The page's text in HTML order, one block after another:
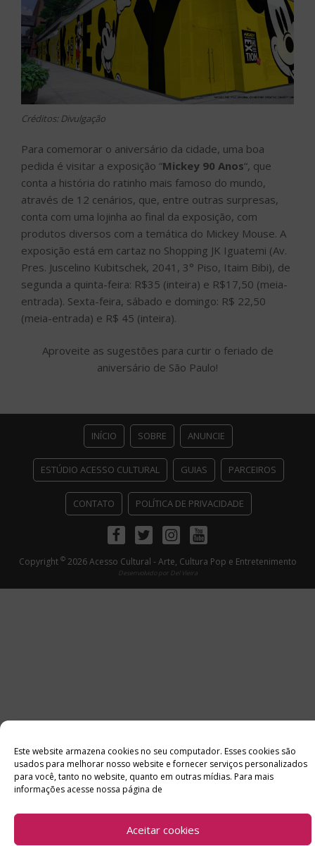
Este website armazena cookies no seu computador. Esses cookies são
usados ​​para melhorar nosso website e fornecer serviços personalizados
para você, tanto no website, quanto em outras mídias. Para mais
informações acesse nossa página de
Aceitar cookies
Créditos: Divulgação
Para comemorar o aniversário da cidade, uma boa
pedida é visitar a exposição “Mickey 90 Anos“, que
conta a história do ratinho mais famoso do mundo,
através de 12 cenários, que, entre outras surpresas,
conta com uma lojinha ao final da exposição, com
produtos diversos com a temática do Mickey Mouse. A
exposição está em cartaz no Shopping JK Iguatemi (Av.
Pres. Juscelino Kubitschek, 2041, 3° Piso, Itaim Bibi), de
segunda a quinta-feira: R$35 (inteira) e R$17,50 (meia-
entrada). Sexta-feira, sábado e domingo: R$ 22,50
(meia-entrada) e R$ 45 (inteira).
Aproveite as sugestões para curtir o feriado de
aniversário de São Paulo!
INÍCIO SOBRE ANUNCIE
ESTÚDIO ACESSO CULTURAL GUIAS PARCEIROS
CONTATO POLÍTICA DE PRIVACIDADE
FacebookTwitterInstagramYoutube
Copyright ©2026 Acesso Cultural - Arte, Cultura Pop e Entretenimento
Desenvolvido por Del Vieira